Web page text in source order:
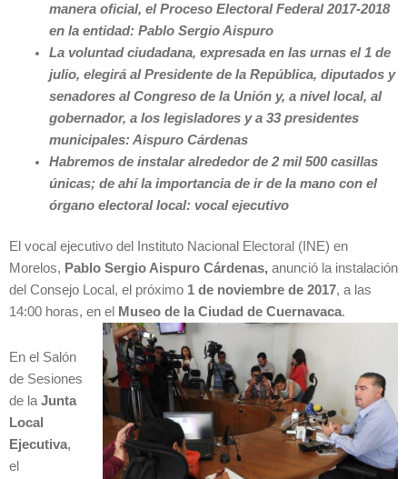
manera oficial, el Proceso Electoral Federal 2017-2018
en la entidad: Pablo Sergio Aispuro
La voluntad ciudadana, expresada en las urnas el 1 de
julio, elegirá al Presidente de la República, diputados y
senadores al Congreso de la Unión y, a nivel local, al
gobernador, a los legisladores y a 33 presidentes
municipales: Aispuro Cárdenas
Habremos de instalar alrededor de 2 mil 500 casillas
únicas; de ahí la importancia de ir de la mano con el
órgano electoral local: vocal ejecutivo
El vocal ejecutivo del Instituto Nacional Electoral (INE) en
Morelos, Pablo Sergio Aispuro Cárdenas, anunció la instalación
del Consejo Local, el próximo 1 de noviembre de 2017, a las
14:00 horas, en el
Museo de la Ciudad de Cuernavaca.
En el Salón
de Sesiones
de la Junta
Local
Ejecutiva,
el